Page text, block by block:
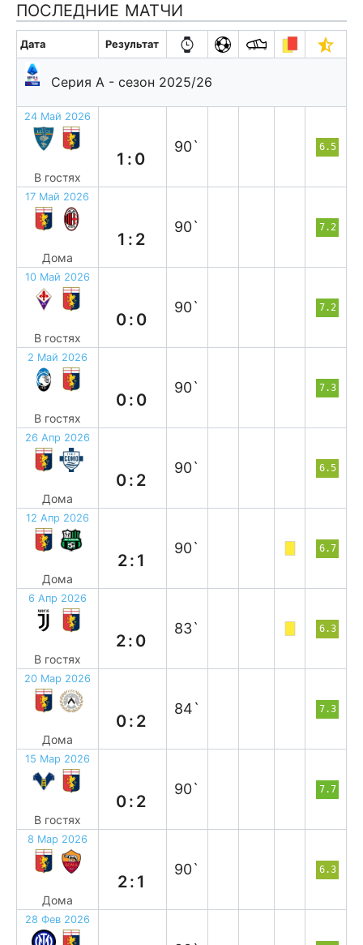
ПОСЛЕДНИЕ МАТЧИ
Дата Результат
Серия А - сезон 2025/26
24 Май 2026
В гостях
1:0
90` 6.5
17 Май 2026
Дома
1:2
90` 7.2
10 Май 2026
В гостях
0:0
90` 7.2
2 Май 2026
В гостях
0:0
90` 7.3
26 Апр 2026
Дома
0:2
90` 6.5
12 Апр 2026
Дома
2:1
90` 6.7
6 Апр 2026
В гостях
2:0
83` 6.3
20 Мар 2026
Дома
0:2
84` 7.3
15 Мар 2026
В гостях
0:2
90` 7.7
8 Мар 2026
Дома
2:1
90` 6.3
28 Фев 2026